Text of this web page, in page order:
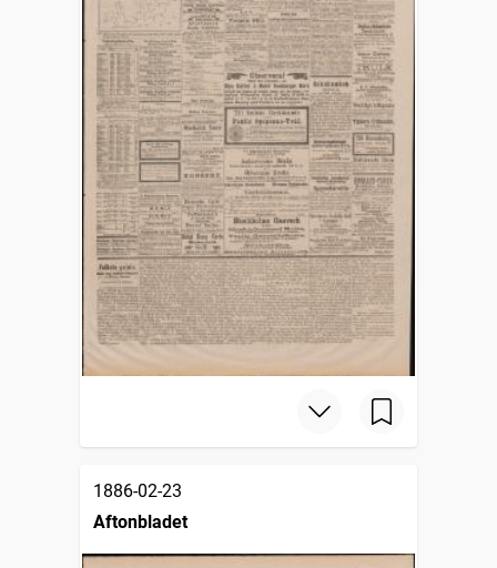
1886-02-23
Aftonbladet